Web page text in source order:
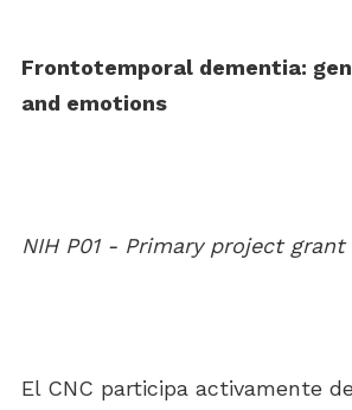
Frontotemporal dementia:
and emotions
NIH P01 - Primary project grant
El CNC participa activamente